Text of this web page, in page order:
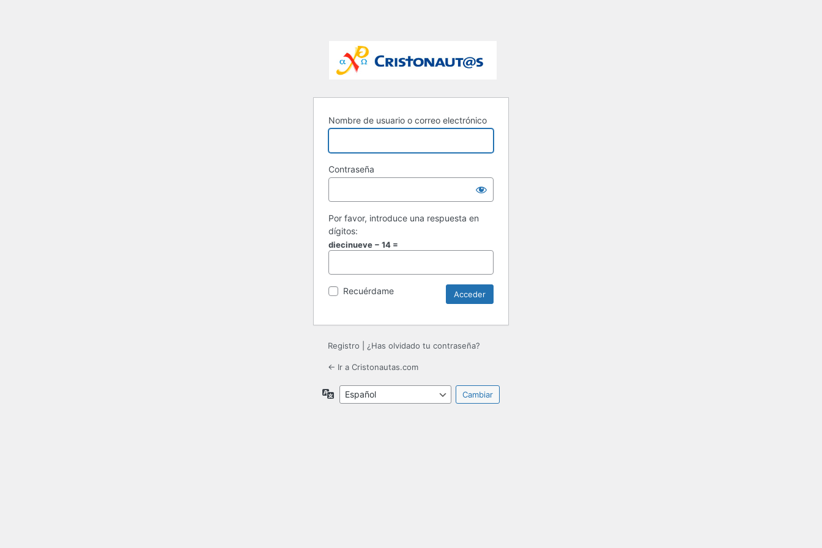
Nombre de usuario o correo electrónico
Contraseña
Por favor, introduce una respuesta en
dígitos:
diecinueve − 14 =
Recuérdame
Registro ¿Has olvidado tu contraseña?
← Ir a Cristonautas.com
Idioma